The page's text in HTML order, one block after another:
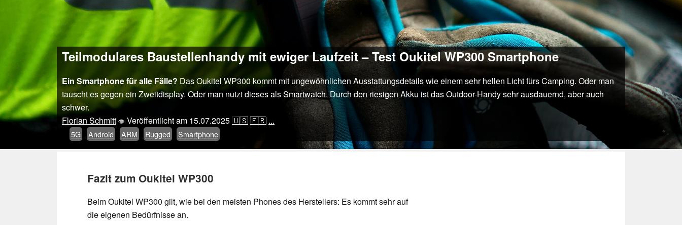
Teilmodulares Baustellenhandy mit ewiger Laufzeit – Test Oukitel WP300 Smartphone
Ein Smartphone für alle Fälle? Das Oukitel WP300 kommt mit ungewöhnlichen Ausstattungsdetails wie einem sehr hellen Licht fürs Camping. Oder man
tauscht es gegen ein Zweitdisplay. Oder man nutzt dieses als Smartwatch. Durch den riesigen Akku ist das Outdoor-Handy sehr ausdauernd, aber auch
schwer.
Florian Schmitt 👁 Veröffentlicht am 15.07.2025🇺🇸🇫🇷 ...
5G Android ARM Rugged Smartphone
Fazit zum Oukitel WP300
Beim Oukitel WP300 gilt, wie bei den meisten Phones des Herstellers: Es kommt sehr auf
die eigenen Bedürfnisse an.